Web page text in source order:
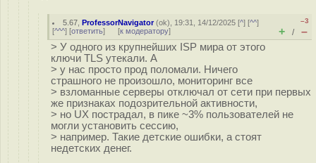
5.67 ,ProfessorNavigator(ok), 19:31, 14/12/2025 [^] [^^]
[^^^] [ответить] [к модератору]
–3
+ / –
> У одного из крупнейших ISP мира от этого
ключи TLS утекали. А
> у нас просто прод поломали. Ничего
страшного не произошло, мониторинг все
> взломанные серверы отключал от сети при первых
же признаках подозрительной активности,
> но UX пострадал, в пике ~3% пользователей не
могли установить сессию,
> например. Такие детские ошибки, а стоят
недетских денег.